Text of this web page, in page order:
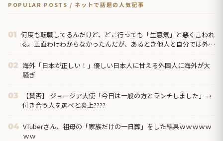
POPULAR POSTS / ネットで話題の人気記事
01 何度も転職してるんだけど、どこ行っても「生意気」と悪く言われ
る。正直わけわからなかったんだが、あるとき他人と自分では外見
02 海外「日本が正しい！」優しい日本人に甘える外国人に海外が大
騒ぎ
03
【賛否】 ジョージア大使「今日は一般の方とランチしました」→
付き合う人を選べと炎上????
04 VTuberさん、祖母の「家族だけの一日葬」をした結果ｗｗｗｗｗ
ｗｗ